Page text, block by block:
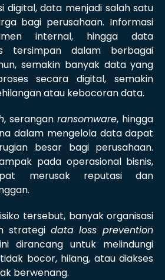
digital, data menjadi salah satu
bagi perusahaan. Informasi
internal, hingga data
tersimpan dalam berbagai
semakin banyak data yang
secara digital, semakin
atau kebocoran data.
, seranganransomware, hingga
dalam mengelola data dapat
besar bagi perusahaan.
pada operasional bisnis,
merusak reputasi dan
tersebut, banyak organisasi
strategi data loss prevention
dirancang untuk melindungi
bocor, hilang, atau diakses
berwenang.